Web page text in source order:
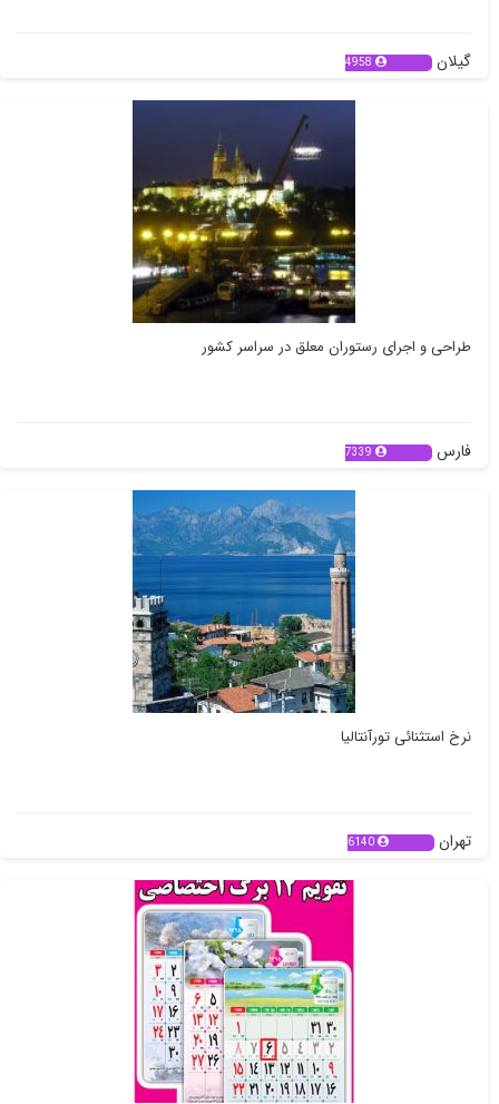
گیلان 4958
طراحی و اجرای رستوران معلق در سراسر کشور
فارس 7339
نرخ استثنائی تورآنتالیا
تهران 6140